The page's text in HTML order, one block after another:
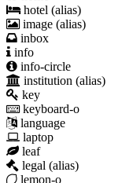
hotel (alias)
image (alias)
inbox
info
info-circle
institution (alias)
key
keyboard-o
language
laptop
leaf
legal (alias)
lemon-o